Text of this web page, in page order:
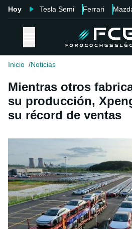
Hoy Tesla Semi Ferrari
Inicio Noticias
Mientras otros
su producción,
su récord de ventas